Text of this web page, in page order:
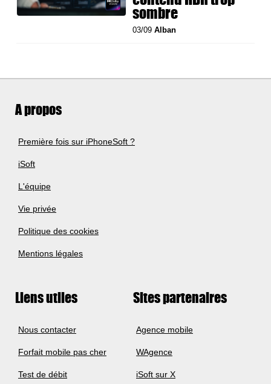
sombre
03/09Alban
A propos
Première fois sur iPhoneSoft ?
iSoft
L'équipe
Vie privée
Politique des cookies
Mentions légales
Liens utiles
Nous contacter
Forfait mobile pas cher
Test de débit
Sites partenaires
Agence mobile
WAgence
iSoft sur X